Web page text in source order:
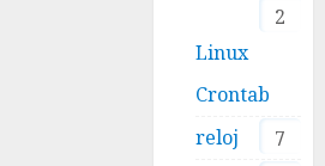
2
Linux
Crontab
7
reloj